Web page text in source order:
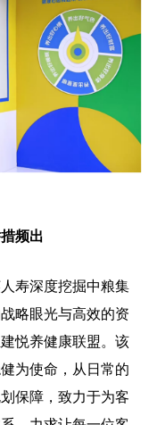
频出
寿深度挖掘中粮集
略眼光与高效的资
悦养健康联盟。该
为使命，从日常的
保障，致力于为客